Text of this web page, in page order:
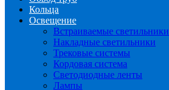
Кольца
Освещение
Встраиваемые светильники
Накладные светильники
Трековые системы
Кордовая система
Светодиодные ленты
Лампы